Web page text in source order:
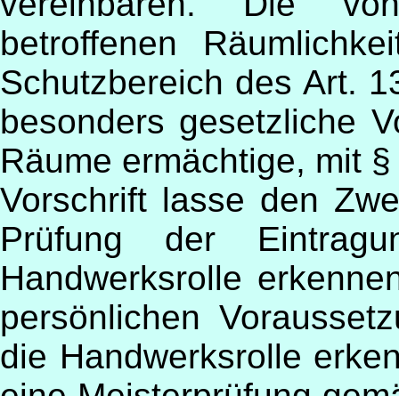
betroffenen
Schutzbereich des Art.
besonders gesetzliche
Räume ermächtige, mit
Vorschrift lasse den
Prüfung der
Handwerksrolle
persönlichen
die Handwerksrolle